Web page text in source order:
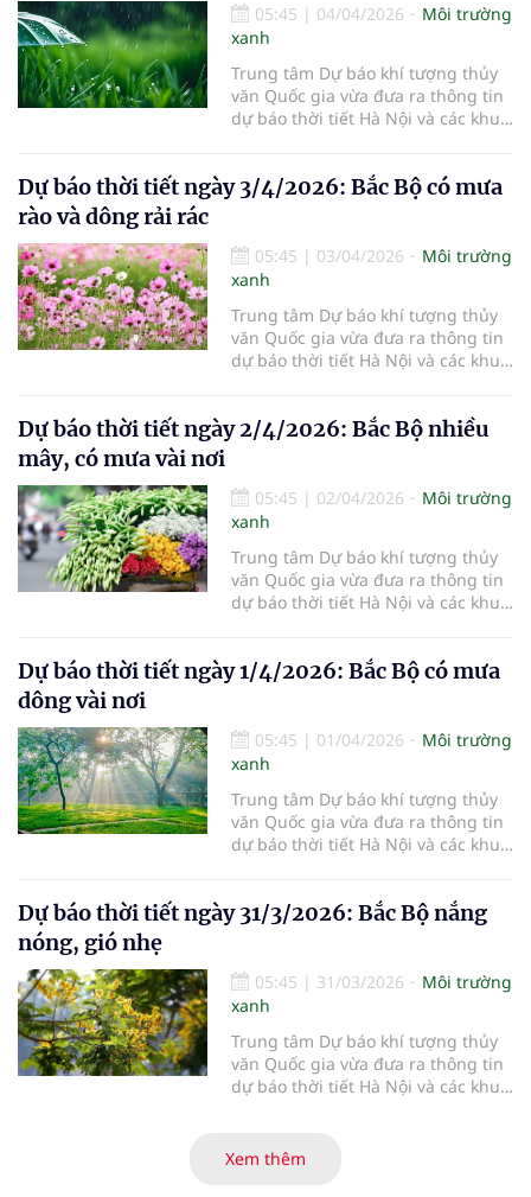
05:45 | 04/04/2026
Môi trường
xanh
Trung tâm Dự báo khí tượng thủy
văn Quốc gia vừa đưa ra thông tin
dự báo thời tiết Hà Nội và các khu
Dự báo thời tiết ngày 3/4/2026: Bắc Bộ có mưa
rào và dông rải rác
05:45 | 03/04/2026
Môi trường
xanh
Trung tâm Dự báo khí tượng thủy
văn Quốc gia vừa đưa ra thông tin
dự báo thời tiết Hà Nội và các khu
Dự báo thời tiết ngày 2/4/2026: Bắc Bộ nhiều
mây, có mưa vài nơi
05:45 | 02/04/2026
Môi trường
xanh
Trung tâm Dự báo khí tượng thủy
văn Quốc gia vừa đưa ra thông tin
dự báo thời tiết Hà Nội và các khu
Dự báo thời tiết ngày 1/4/2026: Bắc Bộ có mưa
dông vài nơi
05:45 | 01/04/2026
Môi trường
xanh
Trung tâm Dự báo khí tượng thủy
văn Quốc gia vừa đưa ra thông tin
dự báo thời tiết Hà Nội và các khu
Dự báo thời tiết ngày 31/3/2026: Bắc Bộ nắng
nóng, gió nhẹ
05:45 | 31/03/2026
Môi trường
xanh
Trung tâm Dự báo khí tượng thủy
văn Quốc gia vừa đưa ra thông tin
dự báo thời tiết Hà Nội và các khu
Xem thêm